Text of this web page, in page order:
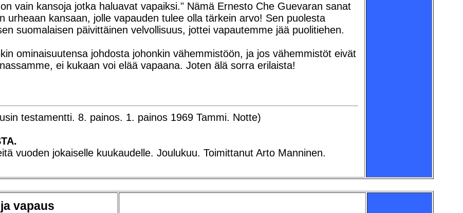
vain kansoja jotka haluavat vapaiksi." Nämä Ernesto Che Guevaran sanat
urheaan kansaan, jolle vapauden tulee olla tärkein arvo! Sen puolesta
suomalaisen päivittäinen velvollisuus, jottei vapautemme jää puolitiehen.
ominaisuutensa johdosta johonkin vähemmistöön, ja jos vähemmistöt eivät
ei kukaan voi elää vapaana. Joten älä sorra erilaista!
testamentti. 8. painos. 1. painos 1969 Tammi. Notte)
vuoden jokaiselle kuukaudelle. Joulukuu. Toimittanut Arto Manninen.
vapaus